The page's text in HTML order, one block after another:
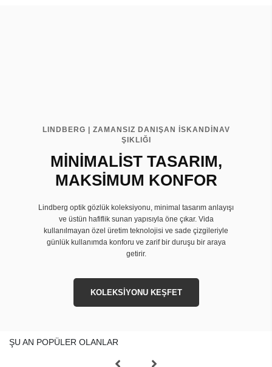
LINDBERG | ZAMANSIZ DANIŞAN İSKANDİNAV
ŞIKLIĞI
MİNİMALİST TASARIM,
MAKSİMUM KONFOR
Lindberg optik gözlük koleksiyonu, minimal tasarım anlayışı
ve üstün hafiflik sunan yapısıyla öne çıkar. Vida
kullanılmayan özel üretim teknolojisi ve sade çizgileriyle
günlük kullanımda konforu ve zarif bir duruşu bir araya
getirir.
KOLEKSİYONU KEŞFET
ŞU AN POPÜLER OLANLAR